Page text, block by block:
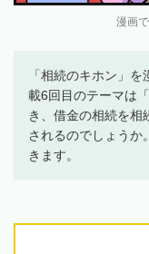
漫画
「相続のキホン」
載6回目のテーマは
き、借金の相続を相
されるのでしょうか
きます。